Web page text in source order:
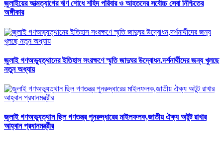
জুলাইয়ের আত্মত্যাগের ঋণ শোধে শহিদ পরিবার ও আহতদের সর্বোচ্চ সেবা নিশ্চিতের
অঙ্গীকার
জুলাই গণঅভ্যুত্থানের ইতিহাস সংরক্ষণে স্মৃতি জাদুঘর উদ্বোধন,দর্শনার্থীদের জন্য খুলছে
নতুন অধ্যায়
জুলাই গণঅভ্যুত্থান ছিল গণতন্ত্র পুনরুদ্ধারের মাইলফলক,জাতীয় ঐক্য অটুট রাখার
আহ্বান প্রধানমন্ত্রীর